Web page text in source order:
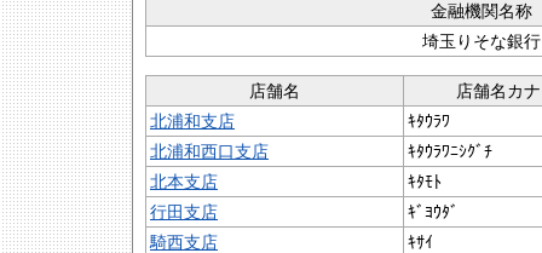
金融機関名称
埼玉りそな銀行
店舗名
店舗名カナ
北浦和支店
ｷﾀｳﾗﾜ
北浦和西口支店
ｷﾀｳﾗﾜﾆｼｸﾞﾁ
北本支店
ｷﾀﾓﾄ
行田支店
ｷﾞﾖｳﾀﾞ
騎西支店
ｷｻｲ